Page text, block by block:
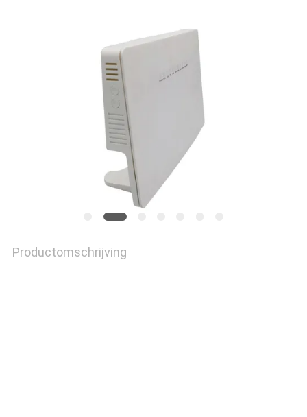
Productomschrijving